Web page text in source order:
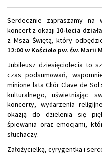
Serdecznie zapraszamy na
koncert z okazji 10-lecia
z Mszą Świętą, który
12:00 w Kościele pw. św. Marii
Jubileusz dziesięciolecia to
czas podsumowań,
minione lata Chór Clave de Sol
kulturalnego, uświetniając
koncerty, wydarzenia
okazją do dzielenia się
śpiewania oraz emocjami,
słuchaczy.
Założycielką, dyrygentką i